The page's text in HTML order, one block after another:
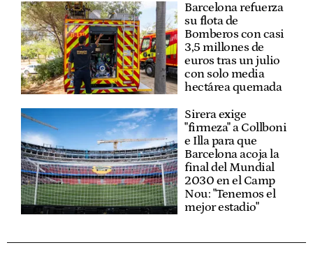
Barcelona refuerza
su flota de
Bomberos con casi
3,5 millones de
euros tras un julio
con solo media
hectárea quemada
Sirera exige
"firmeza" a Collboni
e Illa para que
Barcelona acoja la
final del Mundial
2030 en el Camp
Nou: "Tenemos el
mejor estadio"